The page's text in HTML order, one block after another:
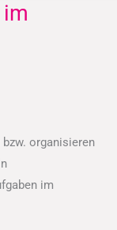
bzw. organisieren
im